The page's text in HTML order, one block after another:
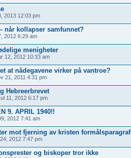
2013 12:03 pm
når kollapser samfunnet?
2012 6:29 am
menigheter
12, 2012 10:33 am
at nådegavene virker på vantroe?
21, 2011 4:31 pm
Hebreerbrevet
11, 2012 6:17 pm
9. APRIL 1940!!
2012 7:41 am
mot fjerning av kristen formålsparagraf
2012 7:47 pm
og biskoper tror ikke